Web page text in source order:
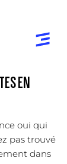
EN
oui qui
pas trouvé
dans